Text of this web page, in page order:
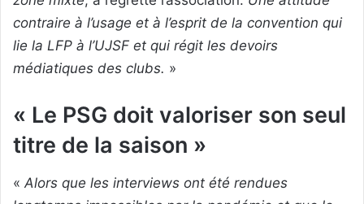
contraire à l’usage et à l’esprit de la convention qui
lie la LFP à l’UJSF et qui régit les devoirs
médiatiques des clubs. »
« Le PSG doit valoriser son seul
titre de la saison »
« Alors que les interviews ont été rendues